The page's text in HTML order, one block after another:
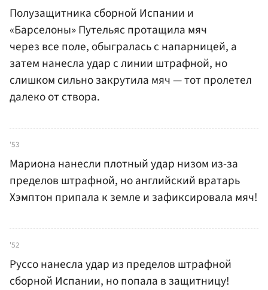
Полузащитника сборной Испании и
«Барселоны» Путельяс протащила мяч
через все поле, обыгралась с напарницей, а
затем нанесла удар с линии штрафной, но
слишком сильно закрутила мяч — тот пролетел
далеко от створа.
'53
Мариона нанесли плотный удар низом из-за
пределов штрафной, но английский вратарь
Хэмптон припала к земле и зафиксировала мяч!
'52
Руссо нанесла удар из пределов штрафной
сборной Испании, но попала в защитницу!